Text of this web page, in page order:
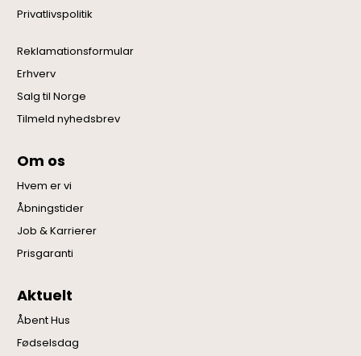
Privatlivspolitik
Reklamationsformular
Erhverv
Salg til Norge
Tilmeld nyhedsbrev
Om os
Hvem er vi
Åbningstider
Job & Karrierer
Prisgaranti
Aktuelt
Åbent Hus
Fødselsdag